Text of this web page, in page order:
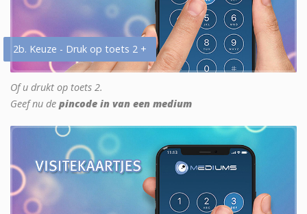
2b. Keuze - Druk op toets 2 +
Of u drukt op toets 2.
Geef nu de pincode in van een medium